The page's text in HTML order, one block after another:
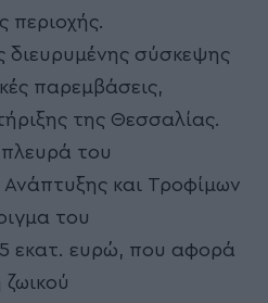
περιοχής.
διευρυμένης σύσκεψης
παρεμβάσεις,
της Θεσσαλίας.
του
και Τροφίμων
του
εκατ. ευρώ, που αφορά